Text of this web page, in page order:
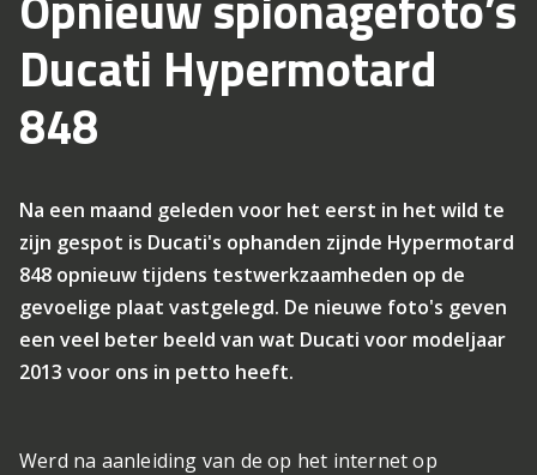
Ducati Hypermotard
848
Na een maand geleden voor het eerst in het wild te
zijn gespot is Ducati's ophanden zijnde Hypermotard
848 opnieuw tijdens testwerkzaamheden op de
gevoelige plaat vastgelegd. De nieuwe foto's geven
een veel beter beeld van wat Ducati voor modeljaar
2013 voor ons in petto heeft.
Werd na aanleiding van de op het internet op